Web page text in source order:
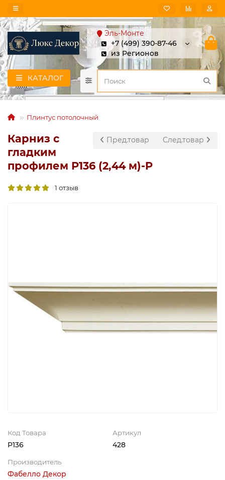
Эль-Монте
+7 (499) 390-87-46
из Регионов
КАТАЛОГ
Плинтус потолочный
Пред.товар След.товар
Карниз с
гладким
профилем P136 (2,44 м)-P
1 отзыв
Код Товара
P136
Артикул
428
Производитель
Фабелло Декор